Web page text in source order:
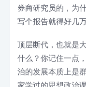
券商研究员的，为
写个报告就得好几
顶层断代，也就是
什么？你记住一点
治的发展本质上是